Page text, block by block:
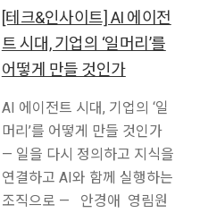
[테크&인사이트] AI 에이전
트 시대, 기업의 ‘일머리’를
어떻게 만들 것인가
AI 에이전트 시대, 기업의 ‘일
머리’를 어떻게 만들 것인가
— 일을 다시 정의하고 지식을
연결하고 AI와 함께 실행하는
조직으로 — 안경애 영림원